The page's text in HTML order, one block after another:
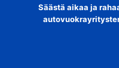
Säästä aikaa ja